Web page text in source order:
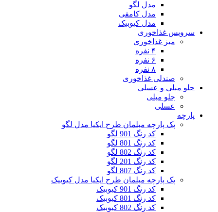
مدل لگو
مدل کامفی
مدل کیوبیک
سرویس غذاخوری
میز غذاخوری
۴ نفره
۶ نفره
۸ نفره
صندلی غذاخوری
جلو مبلی و عسلی
جلو مبلی
عسلی
پارچه
پک پارچه مبلمان طرح ایکیا مدل لگو
کد رنگ 901 لگو
کد رنگ 801 لگو
کد رنگ 802 لگو
کد رنگ 201 لگو
کد رنگ 807 لگو
پک پارچه مبلمان طرح ایکیا مدل کیوبیک
کد رنگ 901 کیوبیک
کد رنگ 801 کیوبیک
کد رنگ 802 کیوبیک